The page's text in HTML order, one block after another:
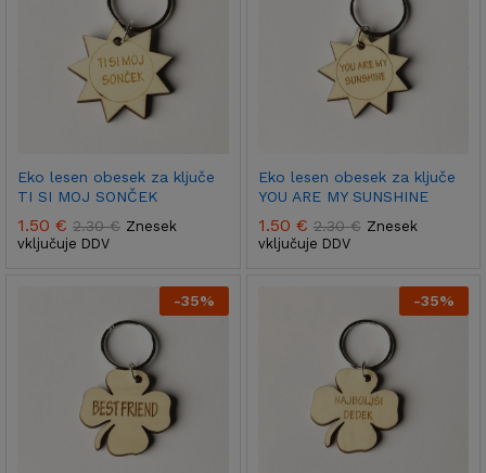
Eko lesen obesek za ključe
TI SI MOJ SONČEK
1.50 € 2.30€ Znesek
vključuje DDV
Eko lesen obesek za ključe
YOU ARE MY SUNSHINE
1.50 € 2.30€ Znesek
vključuje DDV
-35% -35%